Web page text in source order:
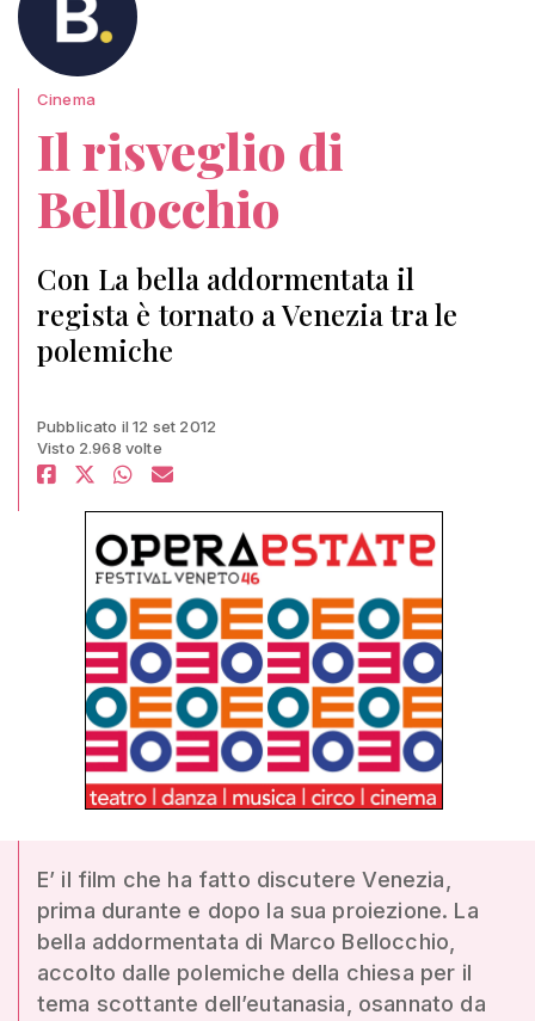
Cinema
Il risveglio di
Bellocchio
Con La bella addormentata il
regista è tornato a Venezia tra le
polemiche
Pubblicato il 12 set 2012
Visto 2.968 volte
E’ il film che ha fatto discutere Venezia,
prima durante e dopo la sua proiezione. La
bella addormentata di Marco Bellocchio,
accolto dalle polemiche della chiesa per il
tema scottante dell’eutanasia, osannato da